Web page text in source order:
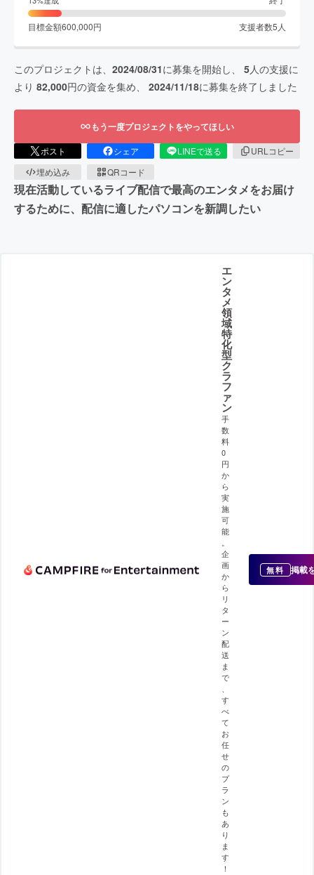
目標金額600,000円 支援者数5人
このプロジェクトは、 2024/08/31に募集を開始し、 5人の支援に
より 82,000円の資金を集め、 2024/11/18に募集を終了しました
もう一度プロジェクトをやってほしい
ポスト シェア LINEで送る
URLコピー
埋め込み
QRコード
現在活動しているライブ配信で最高のエンタメをお届け
するために、配信に適したパソコンを新調したい
エ
ン
タ
メ
領
域
特
化
型
ク
ラ
フ
ァ
ン
手
数
料
0
円
か
ら
実
施
可
能
。
企
画
か
ら
リ
タ
ー
ン
配
送
ま
で
、
す
べ
て
お
任
せ
の
プ
ラ
ン
も
あ
り
ま
す
！
無料 掲載